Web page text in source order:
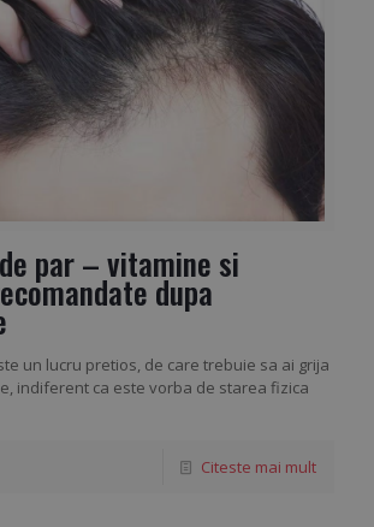
par – vitamine si
dupa
un lucru pretios, de care trebuie sa ai grija
indiferent ca este vorba de starea fizica
Citeste mai mult